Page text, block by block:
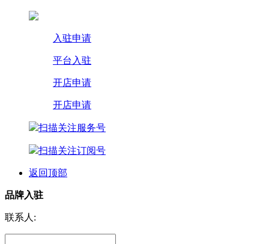
入驻申请
平台入驻
开店申请
开店申请
扫描关注服务号
扫描关注订阅号
返回顶部
品牌入驻
联系人: